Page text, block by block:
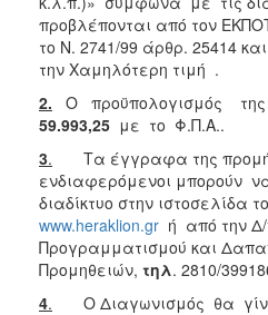
2017
2016
2015
2013
ΤΟΠΟΣ
προβλέπονται από τον
το Ν. 2741/99 άρθρ. 25414
την Χαμηλότερη τιμή .
2.
Ο προϋπολογισμός
59.993,25 με το Φ.Π.Α..
3. Τα έγγραφα της
ενδιαφερόμενοι μπορούν
διαδίκτυο στην ιστοσελίδα
www.heraklion.gr ή από την Δ/
Προγραμματισμού και
Προμηθειών, τηλ. 2810/
4. Ο Διαγωνισμός θα